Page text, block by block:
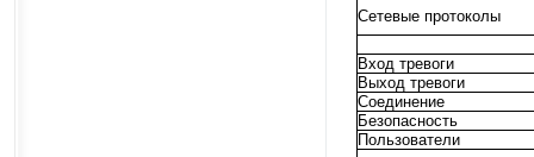
Сетевые протоколы
Вход тревоги
Выход тревоги
Соединение
Безопасность
Пользователи